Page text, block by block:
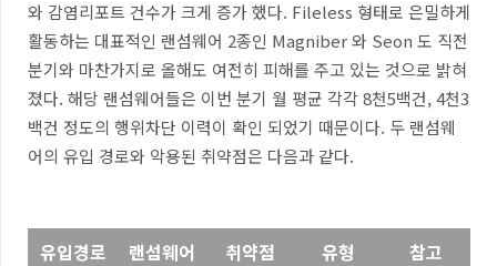
와 감염리포트 건수가 크게 증가 했다. Fileless 형태로 은밀하게
활동하는 대표적인 랜섬웨어 2종인 Magniber와 Seon 도 직전
분기와 마찬가지로 올해도 여전히 피해를 주고 있는 것으로 밝혀
졌다. 해당 랜섬웨어들은 이번 분기 월 평균 각각8천5백건, 4천3
백건 정도의 행위차단 이력이 확인 되었기 때문이다. 두 랜섬웨
어의 유입 경로와 악용된 취약점은 다음과 같다.
유입경로 랜섬웨어 취약점 유형 참고